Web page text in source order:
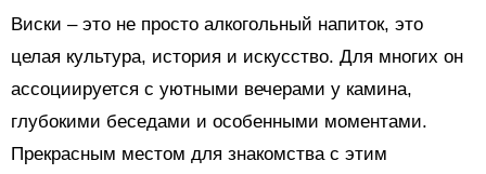
Виски – это не просто алкогольный напиток, это
целая культура, история и искусство. Для многих он
ассоциируется с уютными вечерами у камина,
глубокими беседами и особенными моментами.
Прекрасным местом для знакомства с этим